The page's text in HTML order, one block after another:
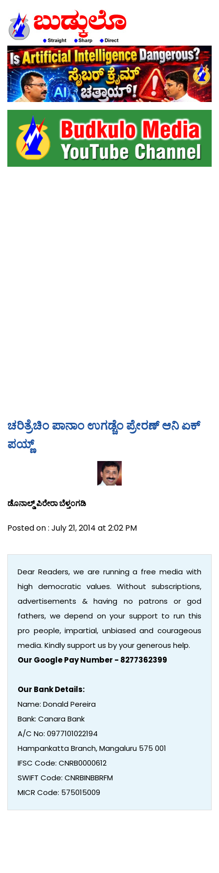
EDITORIAL
ENGLISH
KANNADA
INTERVIEWS
LITERATURE
ENTERTAINMENT
HEALTH
ಚರಿತ್ರೆಚಿಂ ಪಾನಾಂ ಉಗಡ್ಚೆಂ ಪ್ರೇರಣ್ ಆನಿ ಏಕ್
ಪಯ್ಣ್
ಡೊನಾಲ್ಡ್ ಪಿರೇರಾ ಬೆಳ್ತಂಗಡಿ
Posted on : July 21, 2014 at 2:02 PM
Dear Readers, we are running a free media with
high democratic values. Without subscriptions,
advertisements & having no patrons or god
fathers, we depend on your support to run this
pro people, impartial, unbiased and courageous
media. Kindly support us by your generous help.
Our Google Pay Number - 8277362399
Our Bank Details:
Name: Donald Pereira
Bank: Canara Bank
A/C No: 0977101022194
Hampankatta Branch, Mangaluru 575 001
IFSC Code: CNRB0000612
SWIFT Code: CNRBINBBRFM
MICR Code: 575015009